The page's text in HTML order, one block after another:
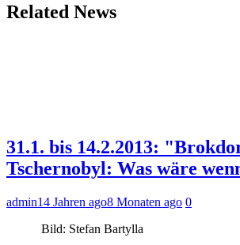
Related News
31.1. bis 14.2.2013:
Tschernobyl: Was wäre
admin14 Jahren ago8 Monaten ago 0
Bild: Stefan Bartylla